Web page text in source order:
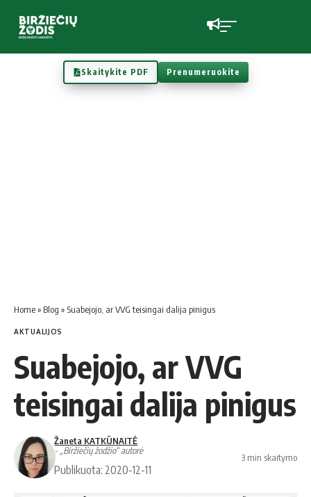
Skaitykite PDF Prenumeruokite
Home» Blog » Suabejojo, ar VVG teisingai dalija pinigus
AKTUALIJOS
Suabejojo, ar VVG
teisingai dalija pinigus
Žaneta KATKŪNAITĖ
- „Biržiečių žodžio“ autorė
Publikuota: 2020-12-11
3 min skaitymo